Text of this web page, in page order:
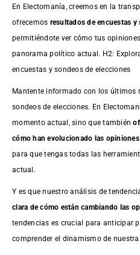
En Electomanía, creemos en la
ofrecemos resultados deencuestas y
permitiéndote ver cómo tus
panorama político actual. H2:
encuestas y sondeos de elecciones
Mantente informado con los últimos
sondeos de elecciones. En
momento actual, sino que también
cómo han evolucionado las
para que tengas todas las
actual.
Y es que nuestro análisis de
clara de cómo están cambiando las
tendencias es crucial para anticipar
comprender el dinamismo de